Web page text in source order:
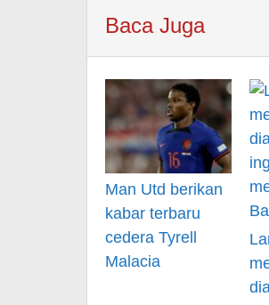
Baca Juga
Man Utd berikan
kabar terbaru
cedera Tyrell
Malacia